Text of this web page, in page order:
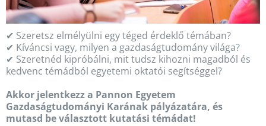
✔ Szeretsz elmélyülni egy téged érdeklő témában?
✔ Kíváncsi vagy, milyen a gazdaságtudomány világa?
✔ Szeretnéd kipróbálni, mit tudsz kihozni magadból és
kedvenc témádból egyetemi oktatói segítséggel?
Akkor jelentkezz a Pannon Egyetem
Gazdaságtudományi Karának pályázatára, és
mutasd be választott kutatási témádat!